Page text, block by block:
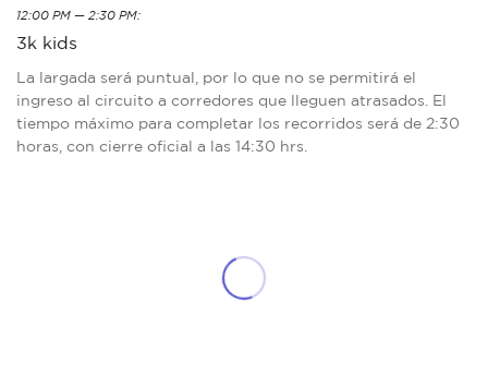
12:00 PM — 2:30 PM:
3k kids
La largada será puntual, por lo que no se permitirá el
ingreso al circuito a corredores que lleguen atrasados. El
tiempo máximo para completar los recorridos será de 2:30
horas, con cierre oficial a las 14:30 hrs.